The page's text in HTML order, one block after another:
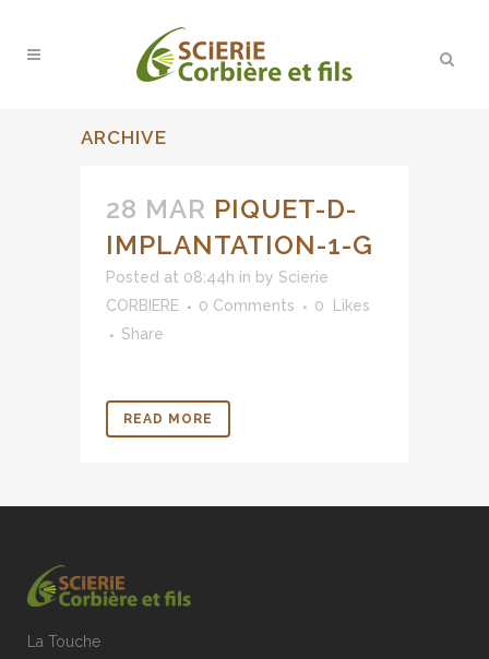
ARCHIVE
28 MAR PIQUET-D-
IMPLANTATION-1-G
Posted at 08:44h in by Scierie
CORBIERE
0 Comments 0
Likes
Share
READ MORE
La Touche